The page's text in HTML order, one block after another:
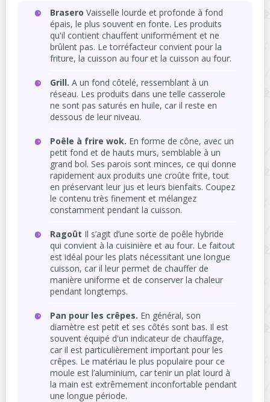
Brasero Vaisselle lourde et profonde à fond
épais, le plus souvent en fonte. Les produits
qu'il contient chauffent uniformément et ne
brûlent pas. Le torréfacteur convient pour la
friture, la cuisson au four et la cuisson au four.
Grill. A un fond côtelé, ressemblant à un
réseau. Les produits dans une telle casserole
ne sont pas saturés en huile, car il reste en
dessous de leur niveau.
Poêle à frire wok. En forme de cône, avec un
petit fond et de hauts murs, semblable à un
grand bol. Ses parois sont minces, ce qui donne
rapidement aux produits une croûte frite, tout
en préservant leur jus et leurs bienfaits. Coupez
le contenu très finement et mélangez
constamment pendant la cuisson.
Ragoût Il s’agit d’une sorte de poêle hybride
qui convient à la cuisinière et au four. Le faitout
est idéal pour les plats nécessitant une longue
cuisson, car il leur permet de chauffer de
manière uniforme et de conserver la chaleur
pendant longtemps.
Pan pour les crêpes. En général, son
diamètre est petit et ses côtés sont bas. Il est
souvent équipé d'un indicateur de chauffage,
car il est particulièrement important pour les
crêpes. Le matériau le plus populaire pour ce
moule est l’aluminium, car tenir un plat lourd à
la main est extrêmement inconfortable pendant
une longue période.